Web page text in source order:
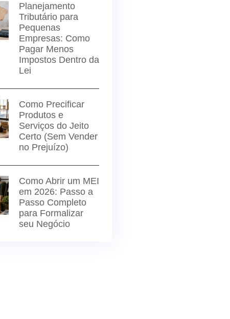
Planejamento
Tributário para
Pequenas
Empresas: Como
Pagar Menos
Impostos Dentro da
Lei
Como Precificar
Produtos e
Serviços do Jeito
Certo (Sem Vender
no Prejuízo)
Como Abrir um MEI
em 2026: Passo a
Passo Completo
para Formalizar
seu Negócio